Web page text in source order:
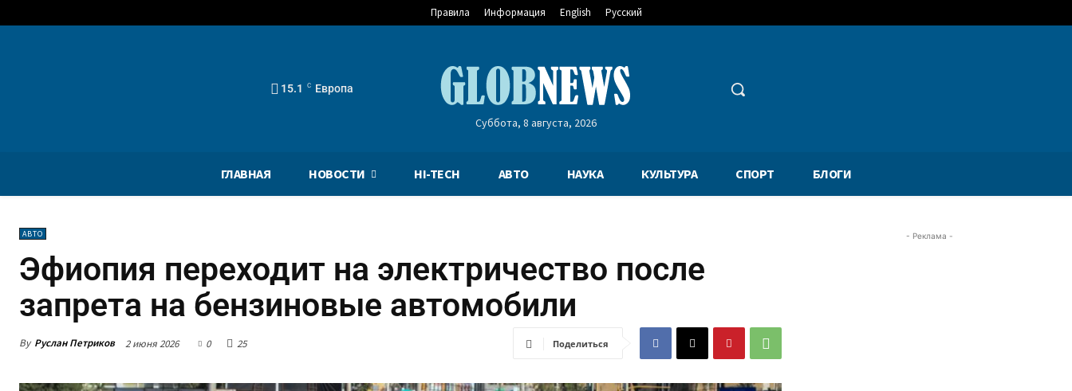
Правила Информация English Русский
15.1 C Европа
Суббота, 8 августа, 2026
ГЛАВНАЯ НОВОСТИ HI-TECH АВТО НАУКА КУЛЬТУРА СПОРТ БЛОГИ
АВТО
Эфиопия переходит на электричество после
запрета на бензиновые автомобили
By Руслан Петриков 2 июня 2026 0 25 Поделиться
- Реклама -